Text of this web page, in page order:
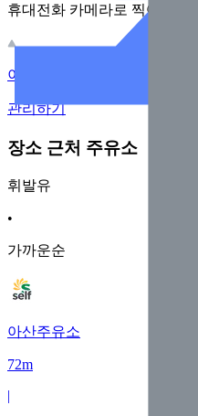
휴대전화 카메라로 찍어보세요
이 주유소의 사장님이신가요?
관리하기
장소 근처 주유소
휘발유
•
가까운순
아산주유소
72m
|